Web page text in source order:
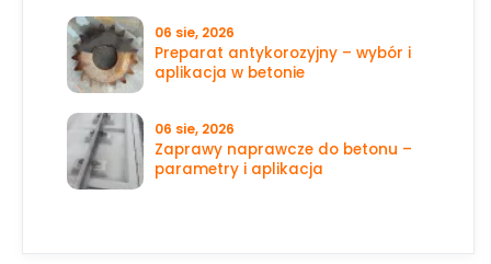
06 sie, 2026
Preparat antykorozyjny – wybór i
aplikacja w betonie
06 sie, 2026
Zaprawy naprawcze do betonu –
parametry i aplikacja